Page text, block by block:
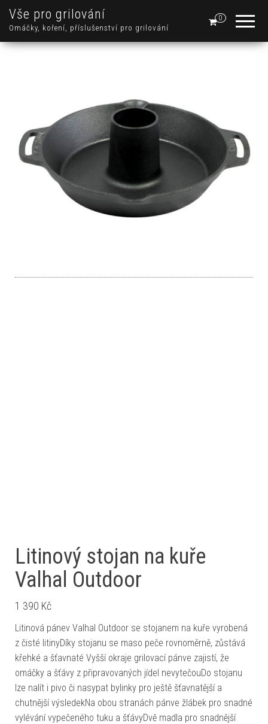
Vše pro grilování
Omáčky, koření, příslušenství pro grilování
0
Litinový stojan na kuře
Valhal Outdoor
1 390 Kč
Litinová pánev Valhal Outdoor se stojanem na kuře vyrobená
z čisté litinyDíky stojanu se maso peče rovnoměrně, zůstává
křehké a šťavnaté Vyšší okraje grilovací pánve zajistí, že
omáčky a šťávy z připravovaných jídel nevytečouDo stojanu
lze nalít i pivo či nasypat bylinky pro ještě šťavnatější a
chutnější výsledekNa obou stranách pánve žlábek pro snadné
vylévání vypečeného tuku a šťávyDvě madla pro snadnější